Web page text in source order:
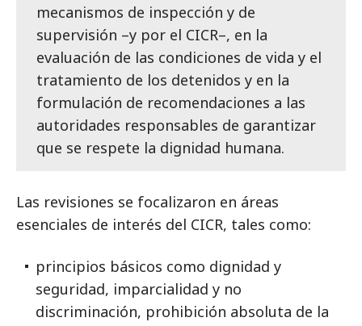
mecanismos de inspección y de
supervisión –y por el CICR–, en la
evaluación de las condiciones de vida y el
tratamiento de los detenidos y en la
formulación de recomendaciones a las
autoridades responsables de garantizar
que se respete la dignidad humana.
Las revisiones se focalizaron en áreas
esenciales de interés del CICR, tales como:
principios básicos como dignidad y
seguridad, imparcialidad y no
discriminación, prohibición absoluta de la